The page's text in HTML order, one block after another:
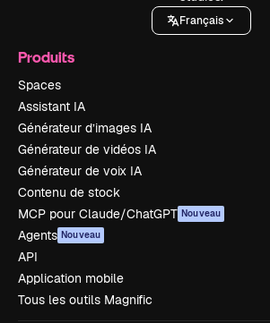
Français
Produits
Spaces
Assistant IA
Générateur d’images IA
Générateur de vidéos IA
Générateur de voix IA
Contenu de stock
MCP pour Claude/ChatGPT Nouveau
Agents Nouveau
API
Application mobile
Tous les outils Magnific